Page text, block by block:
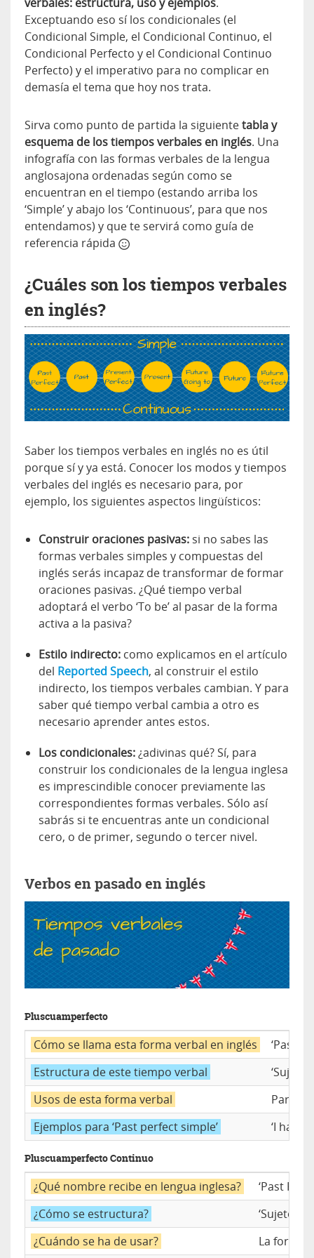
Exceptuando eso sí los condicionales (el
Condicional Simple, el Condicional Continuo, el
Condicional Perfecto y el Condicional Continuo
Perfecto) y el imperativo para no complicar en
demasía el tema que hoy nos trata.
Sirva como punto de partida la siguientetabla y
esquema de los tiempos verbales en inglés. Una
infografía con las formas verbales de la lengua
anglosajona ordenadas según como se
encuentran en el tiempo (estando arriba los
‘Simple’ y abajo los ‘Continuous’, para que nos
entendamos) y que te servirá como guía de
referencia rápida
¿Cuáles son los tiempos verbales
en inglés?
Saber los tiempos verbales en inglés no es útil
porque sí y ya está. Conocer los modos y tiempos
verbales del inglés es necesario para, por
ejemplo, los siguientes aspectos lingüísticos:
Construir oraciones pasivas: si no sabes las
formas verbales simples y compuestas del
inglés serás incapaz de transformar de formar
oraciones pasivas. ¿Qué tiempo verbal
adoptará el verbo ‘To be’ al pasar de la forma
activa a la pasiva?
Estilo indirecto: como explicamos en el artículo
del Reported Speech, al construir el estilo
indirecto, los tiempos verbales cambian. Y para
saber qué tiempo verbal cambia a otro es
necesario aprender antes estos.
Los condicionales:¿adivinas qué? Sí, para
construir los condicionales de la lengua inglesa
es imprescindible conocer previamente las
correspondientes formas verbales. Sólo así
sabrás si te encuentras ante un condicional
cero, o de primer, segundo o tercer nivel.
Verbos en pasado en inglés
Pluscuamperfecto
Cómo se llama esta forma verbal en inglés
‘Past
Estructura de este tiempo verbal
Usos de esta forma verbal
Para
Ejemplos para ‘Past perfect simple’
‘I had
Pluscuamperfecto Continuo
¿Qué nombre recibe en lengua inglesa?
‘Past
¿Cómo se estructura?
‘Sujeto’
¿Cuándo se ha de usar?
La forma